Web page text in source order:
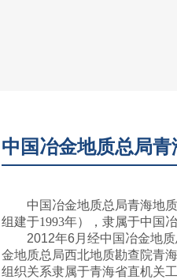
中国冶金地质总局
中国冶金地质总局青海地
组建于1993年），隶属于中国
2012年6月经中国冶金地
金地质总局西北地质勘查院青
组织关系隶属于青海省直机关工